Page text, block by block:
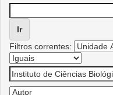
Filtros correntes: